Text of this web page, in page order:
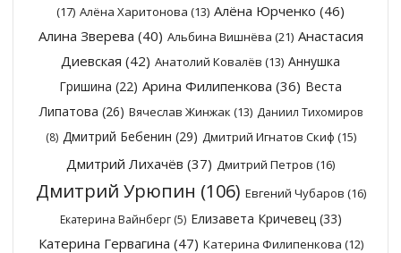
(17) Алёна Харитонова (13) Алёна Юрченко (46)
Алина Зверева (40) Альбина Вишнёва (21) Анастасия
Диевская (42) Анатолий Ковалёв (13) Аннушка
Гришина (22) Арина Филипенкова (36) Веста
Липатова (26) Вячеслав Жинжак (13) Даниил Тихомиров
(8) Дмитрий Бебенин (29) Дмитрий Игнатов Скиф (15)
Дмитрий Лихачёв (37) Дмитрий Петров (16)
Дмитрий Урюпин (106) Евгений Чубаров (16)
Екатерина Вайнберг(5) Елизавета Кричевец (33)
Катерина Гервагина (47) Катерина Филипенкова (12)